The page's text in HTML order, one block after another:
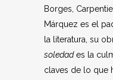
Borges,
Márquez es el
la literatura, su
soledades la
claves de lo que